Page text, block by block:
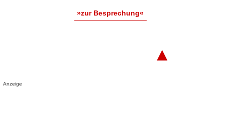
»zur Besprechung«
▲
Anzeige